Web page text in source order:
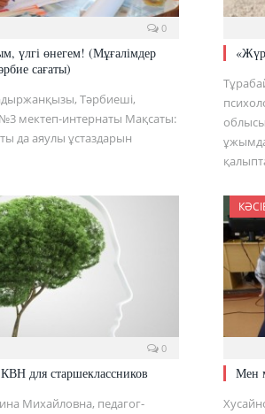
0
үлгі өнегем! (Мұғалімдер
сағаты)
Тәрбиеші,
мектеп-интернаты Мақсаты:
да аяулы ұстаздарын
0
для старшеклассников
Михайловна, педагог-
Мен